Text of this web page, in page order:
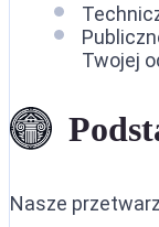
Twojej
Nasze